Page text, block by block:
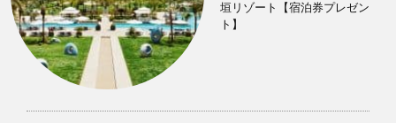
垣リゾート【宿泊券プレゼン
ト】